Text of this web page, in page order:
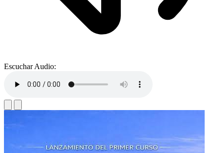
Escuchar Audio: